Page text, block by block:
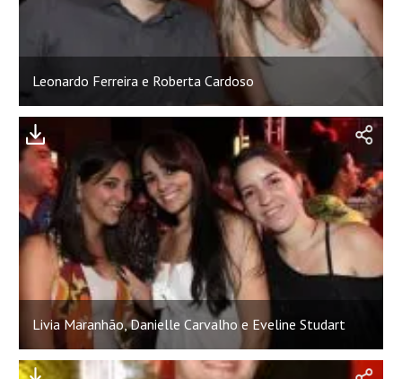
Leonardo Ferreira e Roberta Cardoso
Livia Maranhão, Danielle Carvalho e Eveline Studart